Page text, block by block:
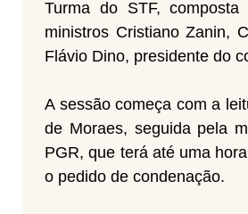
Turma do STF, composta
ministros Cristiano Zanin,
Flávio Dino, presidente do
A sessão começa com a
de Moraes, seguida pela
PGR, que terá até uma
o pedido de condenação.